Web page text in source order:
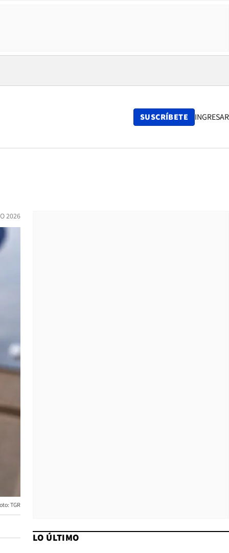
SUSCRÍBETE INGRESAR
2026
TGR
LO ÚLTIMO